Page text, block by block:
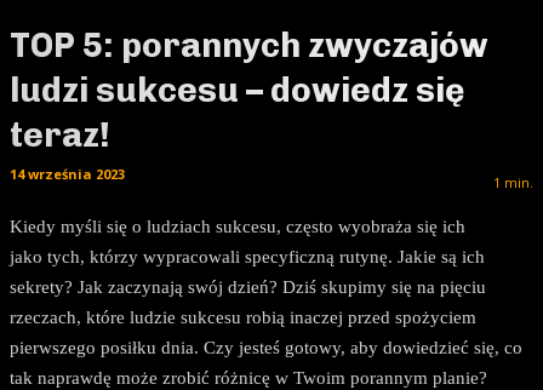
TOP 5: porannych zwyczajów
ludzi sukcesu – dowiedz się
teraz!
1 min.
14 września 2023
Kiedy myśli się o ludziach sukcesu, często wyobraża się ich
jako tych, którzy wypracowali specyficzną rutynę. Jakie są ich
sekrety? Jak zaczynają swój dzień? Dziś skupimy się na pięciu
rzeczach, które ludzie sukcesu robią inaczej przed spożyciem
pierwszego posiłku dnia. Czy jesteś gotowy, aby dowiedzieć się, co
tak naprawdę może zrobić różnicę w Twoim porannym planie?